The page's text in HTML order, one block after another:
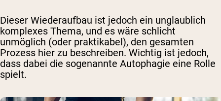
Dieser Wiederaufbau ist jedoch ein unglaublich
komplexes Thema, und es wäre schlicht
unmöglich (oder praktikabel), den gesamten
Prozess hier zu beschreiben. Wichtig ist jedoch,
dass dabei die sogenannte Autophagie eine Rolle
spielt.